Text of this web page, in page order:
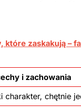
które zaskakują –
i zachowania
charakter, chętnie